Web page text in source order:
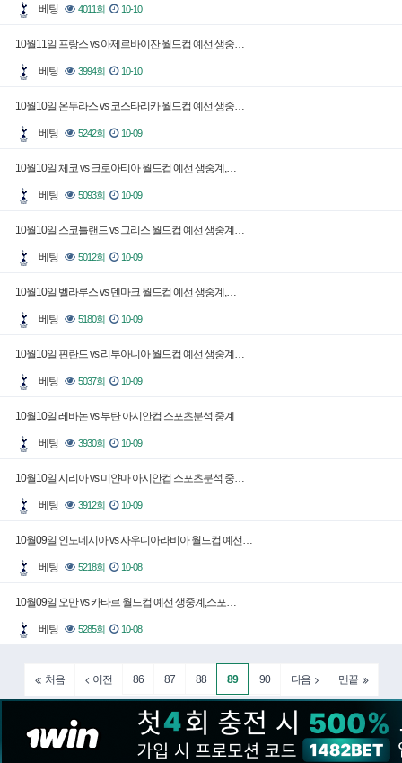
베팅 4011회 10-10
10월11일 프랑스 vs 아제르바이잔 월드컵 예선 생중…
베팅 3994회 10-10
10월10일 온두라스 vs 코스타리카 월드컵 예선 생중…
베팅 5242회 10-09
10월10일 체코 vs 크로아티아 월드컵 예선 생중계,…
베팅 5093회 10-09
10월10일 스코틀랜드 vs 그리스 월드컵 예선 생중계…
베팅 5012회 10-09
10월10일 벨라루스 vs 덴마크 월드컵 예선 생중계,…
베팅 5180회 10-09
10월10일 핀란드 vs 리투아니아 월드컵 예선 생중계…
베팅 5037회 10-09
10월10일 레바논 vs 부탄 아시안컵 스포츠분석 중계
베팅 3930회 10-09
10월10일 시리아 vs 미얀마 아시안컵 스포츠분석 중…
베팅 3912회 10-09
10월09일 인도네시아 vs 사우디아라비아 월드컵 예선…
베팅 5218회 10-08
10월09일 오만 vs 카타르 월드컵 예선 생중계,스포…
베팅 5285회 10-08
처음 이전 86 87 88 89 90 다음 맨끝